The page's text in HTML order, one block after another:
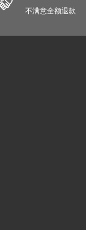
不满意全额退款